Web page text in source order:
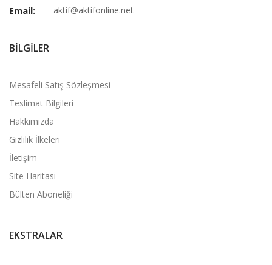
Email: aktif@aktifonline.net
BILGILER
Mesafeli Satış Sözleşmesi
Teslimat Bilgileri
Hakkımızda
Gizlilik İlkeleri
İletişim
Site Haritası
Bülten Aboneliği
EKSTRALAR